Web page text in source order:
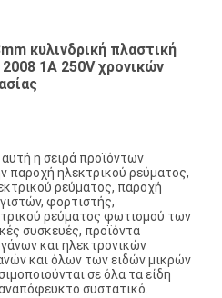
κυλινδρική πλαστική
1A 250V χρονικών
η σειρά προϊόντων
παροχή ηλεκτρικού ρεύματος,
ρεύματος, παροχή
φορτιστής,
ρεύματος φωτισμού των
συσκευές, προϊόντα
και ηλεκτρονικών
και όλων των ειδών μικρών
σε όλα τα είδη
συστατικό.